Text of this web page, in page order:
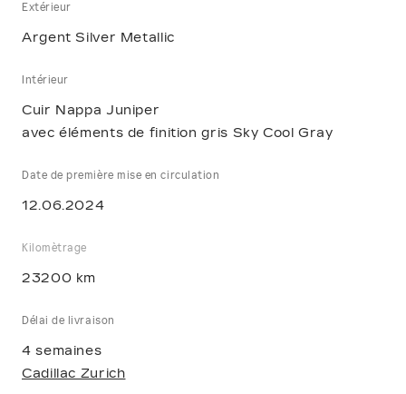
Extérieur
Argent Silver Metallic
Intérieur
Cuir Nappa Juniper
avec éléments de finition gris Sky Cool Gray
Date de première mise en circulation
12.06.2024
Kilomètrage
23200 km
Délai de livraison
4 semaines
Cadillac Zurich